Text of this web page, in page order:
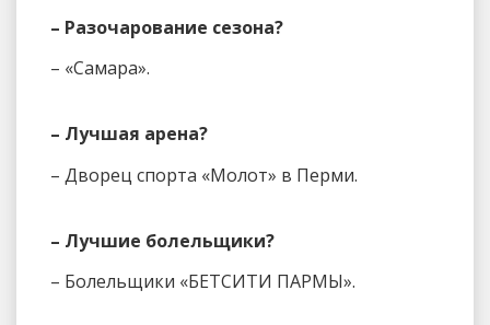
– Разочарование сезона?
– «Самара».
– Лучшая арена?
– Дворец спорта «Молот» в Перми.
– Лучшие болельщики?
– Болельщики «БЕТСИТИ ПАРМЫ».